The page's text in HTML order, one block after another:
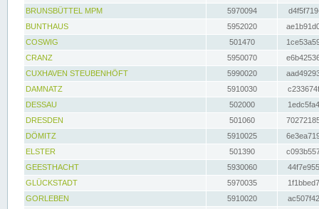
BRUNSBÜTTEL MPM
5970094
BUNTHAUS
5952020
COSWIG
501470
CRANZ
5950070
CUXHAVEN STEUBENHÖFT
5990020
DAMNATZ
5910030
DESSAU
502000
DRESDEN
501060
DÖMITZ
5910025
ELSTER
501390
GEESTHACHT
5930060
GLÜCKSTADT
5970035
GORLEBEN
5910020